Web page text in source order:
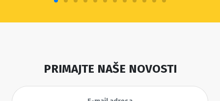
PRIMAJTE NAŠE NOVOSTI